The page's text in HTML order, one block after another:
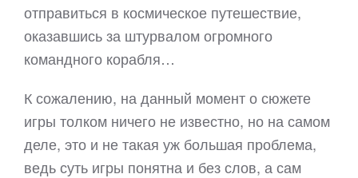
отправиться в космическое путешествие,
оказавшись за штурвалом огромного
командного корабля…
К сожалению, на данный момент о сюжете
игры толком ничего не известно, но на самом
деле, это и не такая уж большая проблема,
ведь суть игры понятна и без слов, а сам